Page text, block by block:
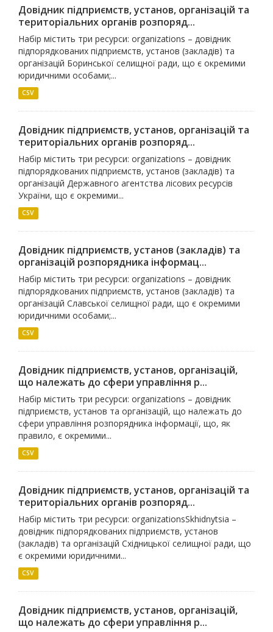
Довідник підприємств, установ, організацій та
територіальних органів розпоряд...
Набір містить три ресурси: organizations – довідник
підпорядкованих підприємств, установ (закладів) та
організацій Боринської селищної ради, що є окремими
юридичними особами;...
CSV
Довідник підприємств, установ, організацій та
територіальних органів розпоряд...
Набір містить три ресурси: organizations – довідник
підпорядкованих підприємств, установ (закладів) та
організацій Державного агентства лісових ресурсів
України, що є окремими...
CSV
Довідник підприємств, установ (закладів) та
організацій розпорядника інформац...
Набір містить три ресурси: organizations – довідник
підпорядкованих підприємств, установ (закладів) та
організацій Славської селищної ради, що є окремими
юридичними особами;...
CSV
Довідник підприємств, установ, організацій,
що належать до сфери управління р...
Набір містить три ресурси: organizations – довідник
підприємств, установ та організацій, що належать до
сфери управління розпорядника інформації, що, як
правило, є окремими...
CSV
Довідник підприємств, установ, організацій та
територіальних органів розпоряд...
Набір містить три ресурси: organizationsSkhidnytsia –
довідник підпорядкованих підприємств, установ
(закладів) та організацій Східницької селищної ради, що
є окремими юридичними...
CSV
Довідник підприємств, установ, організацій,
що належать до сфери управління р...